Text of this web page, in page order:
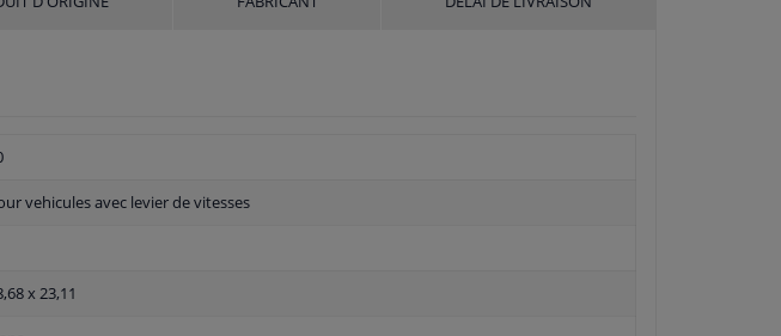
vehicules avec levier de vitesses
x 23,11